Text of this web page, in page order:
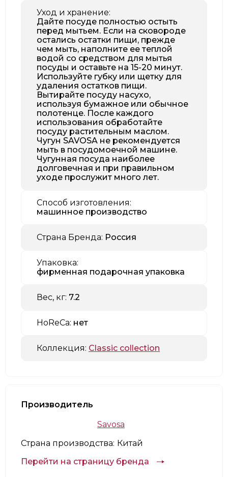
Уход и хранение:
Дайте посуде полностью остыть
перед мытьем. Если на сковороде
остались остатки пищи, прежде
чем мыть, наполните ее теплой
водой со средством для мытья
посуды и оставьте на 15-20 минут.
Используйте губку или щетку для
удаления остатков пищи.
Вытирайте посуду насухо,
используя бумажное или обычное
полотенце. После каждого
использования обработайте
посуду растительным маслом.
Чугун SAVOSA не рекомендуется
мыть в посудомоечной машине.
Чугунная посуда наиболее
долговечная и при правильном
уходе прослужит много лет.
Способ изготовления:
машинное производство
Страна Бренда: Россия
Упаковка:
фирменная подарочная упаковка
Вес, кг: 7.2
HoReCa: нет
Коллекция: Classic collection
Производитель
Savosa
Страна производства: Китай
Перейти на страницу бренда